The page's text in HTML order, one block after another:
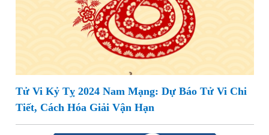
Tử Vi Kỷ Tỵ 2024 Nam Mạng: Dự Báo Tử Vi Chi
Tiết, Cách Hóa Giải Vận Hạn